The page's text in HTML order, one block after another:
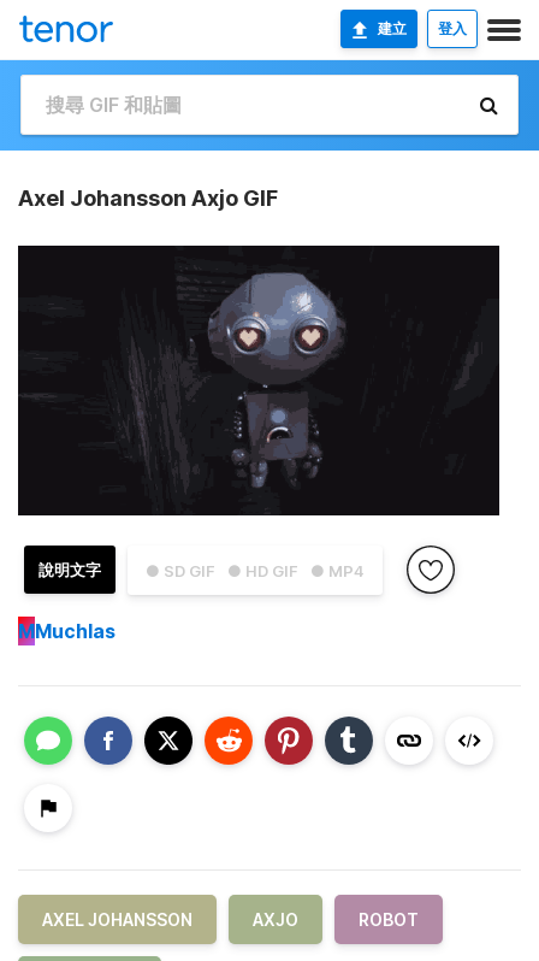
建立 登入
Axel Johansson Axjo GIF
● SD GIF ● HD GIF ● MP4
說明文字
MMuchlas
AXEL JOHANSSON AXJO ROBOT